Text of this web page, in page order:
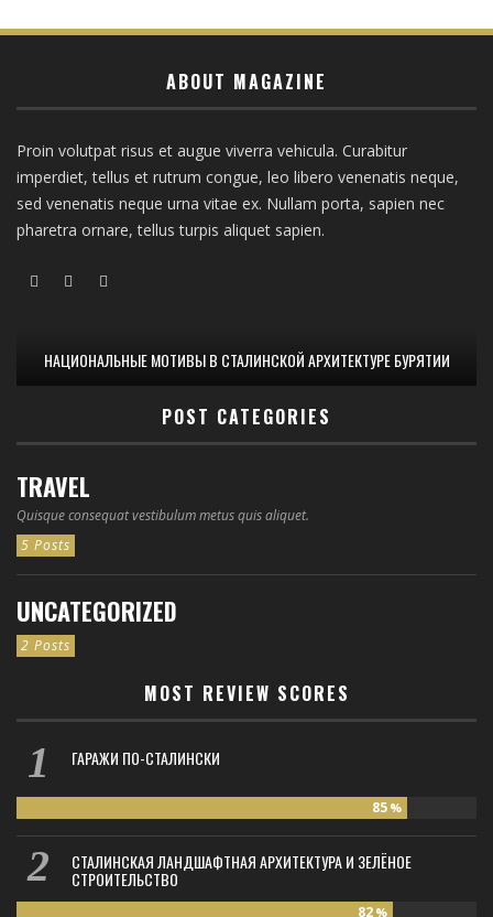
ABOUT MAGAZINE
Proin volutpat risus et augue viverra vehicula. Curabitur
imperdiet, tellus et rutrum congue, leo libero venenatis neque,
sed venenatis neque urna vitae ex. Nullam porta, sapien nec
pharetra ornare, tellus turpis aliquet sapien.
НАЦИОНАЛЬНЫЕ МОТИВЫ В СТАЛИНСКОЙ АРХИТЕКТУРЕ БУРЯТИИ
POST CATEGORIES
TRAVEL
Quisque consequat vestibulum metus quis aliquet.
5 Posts
UNCATEGORIZED
2 Posts
MOST REVIEW SCORES
ГАРАЖИ ПО-СТАЛИНСКИ
85 %
СТАЛИНСКАЯ ЛАНДШАФТНАЯ АРХИТЕКТУРА И ЗЕЛЁНОЕ
СТРОИТЕЛЬСТВО
82 %